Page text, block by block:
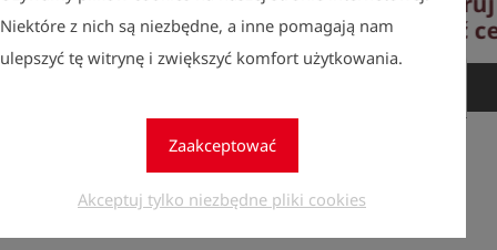
Niektóre z nich są niezbędne, a inne pomagają nam
ulepszyć tę witrynę i zwiększyć komfort użytkowania.
Zaakceptować
Akceptuj tylko niezbędne pliki cookies
lockzobaczyć